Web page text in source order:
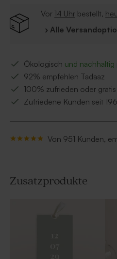
Vor 14 Uhr bestellt,
› Alle
Ökologisch und nachhaltig
92% empfehlen Tadaaz
100% zufrieden oder
Zufriedene Kunden seit
Von 951 Kunden,
Zusatzprodukte